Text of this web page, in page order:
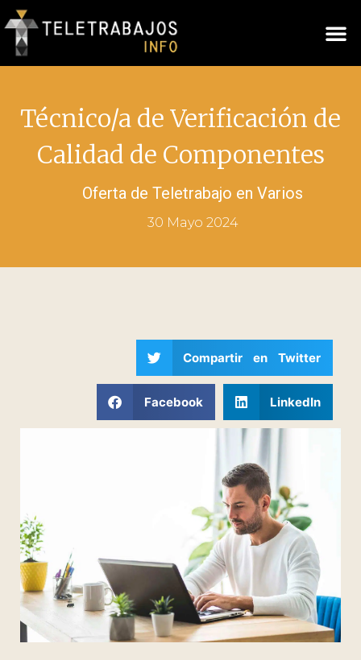
Técnico/a de Verificación de
Calidad de Componentes
Oferta de Teletrabajo en Varios
30 Mayo 2024
Compartir en Twitter
Facebook LinkedIn